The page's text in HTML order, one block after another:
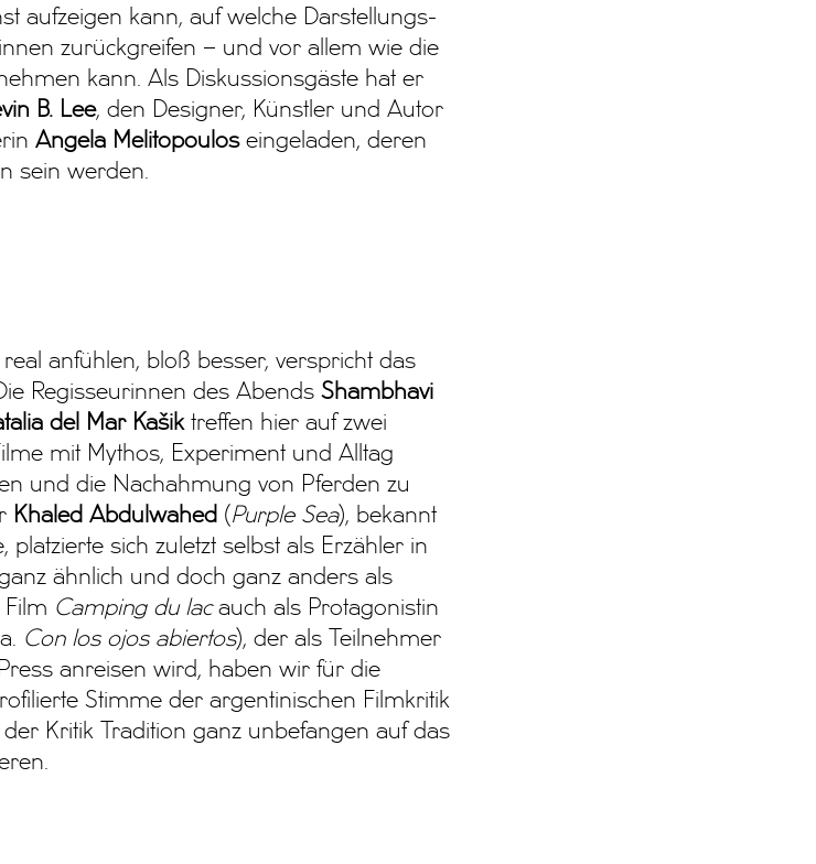
aufzeigen kann, auf welche Darstellungs-
zurückgreifen – und vor allem wie die
kann. Als Diskussionsgäste hat er
B. Lee, den Designer, Künstler und Autor
Angela Melitopouloseingeladen, deren
sein werden.
anfühlen, bloß besser, verspricht das
Regisseurinnen des Abends Shambhavi
del Mar Kašiktreffen hier auf zwei
mit Mythos, Experiment und Alltag
und die Nachahmung von Pferden zu
Khaled Abdulwahed ( Purple Sea), bekannt
platzierte sich zuletzt selbst als Erzähler in
ähnlich und doch ganz anders als
Camping du lacauch als Protagonistin
Con los ojos abiertos), der als Teilnehmer
anreisen wird, haben wir für die
Stimme der argentinischen Filmkritik
Kritik Tradition ganz unbefangen auf das